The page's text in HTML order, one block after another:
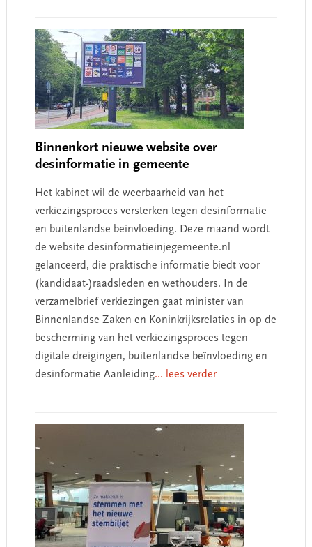
Binnenkort nieuwe website over
desinformatie in gemeente
Het kabinet wil de weerbaarheid van het
verkiezingsproces versterken tegen desinformatie
en buitenlandse beïnvloeding. Deze maand wordt
de website desinformatieinjegemeente.nl
gelanceerd, die praktische informatie biedt voor
(kandidaat-)raadsleden en wethouders. In de
verzamelbrief verkiezingen gaat minister van
Binnenlandse Zaken en Koninkrijksrelaties in op de
bescherming van het verkiezingsproces tegen
digitale dreigingen, buitenlandse beïnvloeding en
desinformatie Aanleiding... lees verder